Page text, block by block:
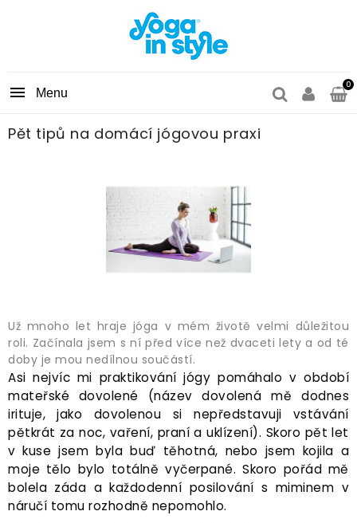
 0
Pět tipů na domácí jógovou praxi
Už mnoho let hraje jóga v mém životě velmi důležitou
roli. Začínala jsem s ní před více než dvaceti lety a od té
doby je mou nedílnou součástí.
Asi nejvíc mi praktikování jógy pomáhalo v období
mateřské dovolené (název dovolená mě dodnes
irituje, jako dovolenou si nepředstavuji vstávání
pětkrát za noc, vaření, praní a uklízení). Skoro pět let
v kuse jsem byla buď těhotná, nebo jsem kojila a
moje tělo bylo totálně vyčerpané. Skoro pořád mě
bolela záda a každodenní posilování s miminem v
náručí tomu rozhodně nepomohlo.